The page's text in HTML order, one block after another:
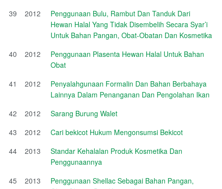
39
2012
Penggunaan Bulu, Rambut Dan Tanduk Dari
Hewan Halal Yang Tidak Disembelih Secara Syar’i
Untuk Bahan Pangan, Obat-Obatan Dan Kosmetika
40
2012
Penggunaan Plasenta Hewan Halal Untuk Bahan
Obat
41
2012
Penyalahgunaan Formalin Dan Bahan Berbahaya
Lainnya Dalam Penanganan Dan Pengolahan Ikan
42
2012
Sarang Burung Walet
43
2012
Cari bekicot Hukum Mengonsumsi Bekicot
44
2013
Standar Kehalalan Produk Kosmetika Dan
Penggunaannya
45
2013
Penggunaan Shellac Sebagai Bahan Pangan,